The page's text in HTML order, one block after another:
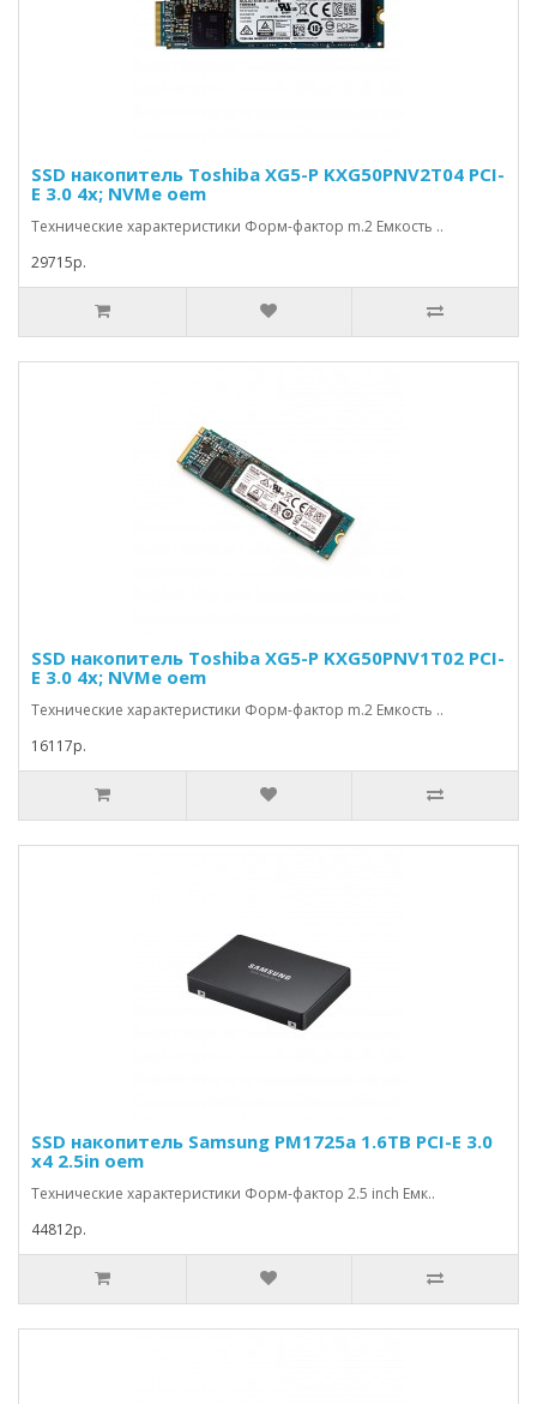
SSD накопитель Toshiba XG5-P KXG50PNV2T04 PCI-
E 3.0 4x; NVMe oem
Технические характеристики Форм-фактор m.2 Емкость ..
29715р.
SSD накопитель Toshiba XG5-P KXG50PNV1T02 PCI-
E 3.0 4x; NVMe oem
Технические характеристики Форм-фактор m.2 Емкость ..
16117р.
SSD накопитель Samsung PM1725a 1.6TB PCI-E 3.0
x4 2.5in oem
Технические характеристики Форм-фактор 2.5 inch Емк..
44812р.